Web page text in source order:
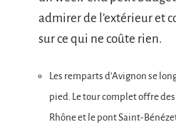
admirer de l’extérieur et
sur ce qui ne coûte rien.
Les remparts d’Avignon se
pied. Le tour complet offre
Rhône et le pont Saint-